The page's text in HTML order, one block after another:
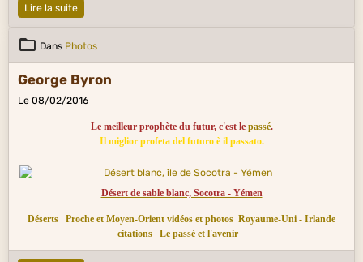
Lire la suite
Dans Photos
George Byron
Le 08/02/2016
Le meilleur prophète du futur, c'est le passé.
Il miglior profeta del futuro è il passato.
Désert de sable blanc, Socotra - Yémen
Déserts Proche et Moyen-Orient vidéos et photos Royaume-Uni - Irlande
citations
Le passé et l'avenir